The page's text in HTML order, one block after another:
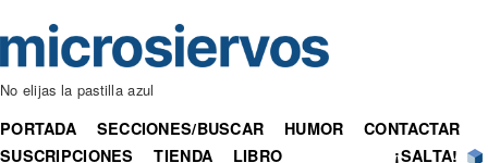
No elijas la pastilla azul
PORTADA SECCIONES/BUSCAR HUMOR
CONTACTAR
SUSCRIPCIONES
TIENDA LIBRO ¡SALTA!